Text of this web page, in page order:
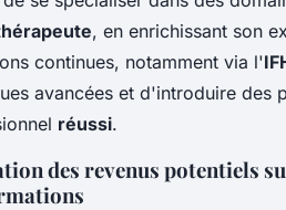
, en enrichissant son
continues, notamment via l'
avancées et d'introduire des
réussi.
des revenus potentiels